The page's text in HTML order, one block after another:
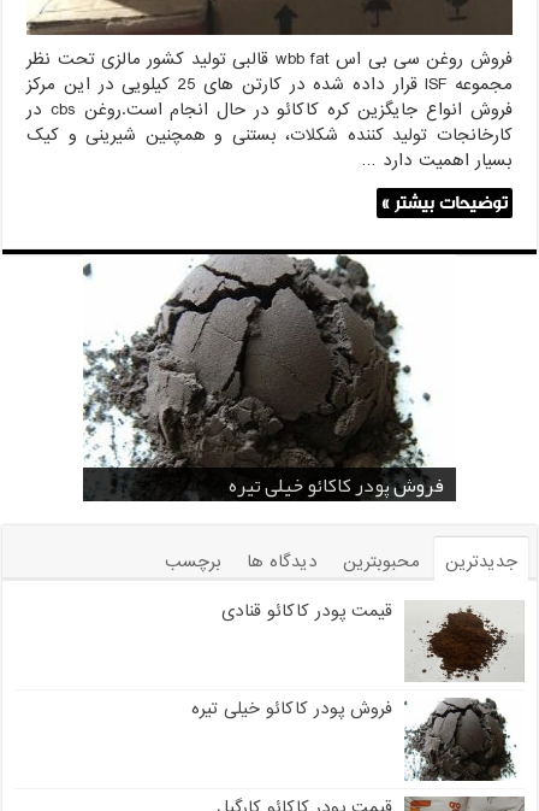
فروش روغن سی بی اس wbb fat قالبی تولید کشور مالزی تحت نظر
مجموعه ISF قرار داده شده در کارتن های 25 کیلویی در این مرکز
فروش انواع جایگزین کره کاکائو در حال انجام است.روغن cbs در
کارخانجات تولید کننده شکلات، بستنی و همچنین شیرینی و کیک
بسیار اهمیت دارد …
توضیحات بیشتر »
قیمت پودر کاکائو قنادی
فروش پودر کاکائو خیلی تیره
قیمت پودر کاکائو کارگیل
فروش ضد کلوخه پودر کاکائو ( Anti Cake )
خرید پودر کاکائو و کافی میت در کرمان
فروش پودر کاکائو و کافی میت در اصفهان
خرید اسانس پودری شکلات 10 کیلویی
خرید اسانس پودری قهوه
خرید کافی کریمر غیر لبنی 25 کیلویی اندونزی
جدیدترین محبوبترین دیدگاه ها
برچسب
قیمت پودر کاکائو قنادی
فروش پودر کاکائو خیلی تیره